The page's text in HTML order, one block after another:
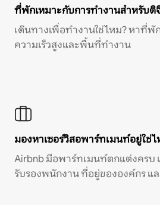
ที่พักเหมาะกับการทำงานสำหรับดิ
เดินทางเพื่อทำงานใช่ไหม? หาที่พั
ความเร็วสูงและพื้นที่ทำงาน
มองหาเซอร์วิสอพาร์ทเมนท์อยู่ใช่ไ
Airbnb มีอพาร์ทเมนท์ตกแต่งครบ
รับรองพนักงาน ที่อยู่ขององค์กร แ